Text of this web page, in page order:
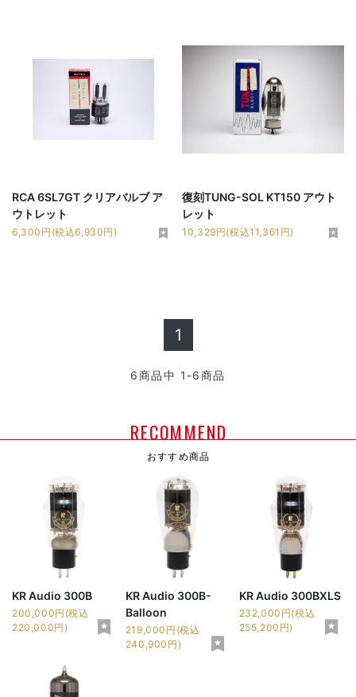
RCA 6SL7GT クリアバルブ ア
ウトレット
6,300円(税込6,930円)
復刻TUNG-SOL KT150 アウト
レット
10,329円(税込11,361円)
1
6商品中 1-6商品
RECOMMEND
おすすめ商品
KR Audio 300B
200,000円(税込
220,000円)
KR Audio 300B-
Balloon
219,000円(税込
240,900円)
KR Audio 300BXLS
232,000円(税込
255,200円)